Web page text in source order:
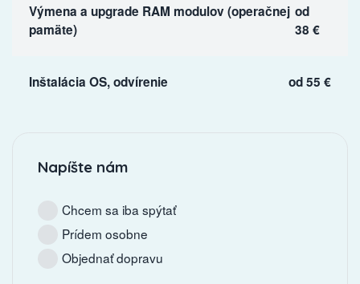
Výmena a upgrade RAM modulov (operačnej
pamäte)
od
38 €
Inštalácia OS, odvírenie od 55 €
Napíšte nám
Chcem sa iba spýtať
Prídem osobne
Objednať dopravu